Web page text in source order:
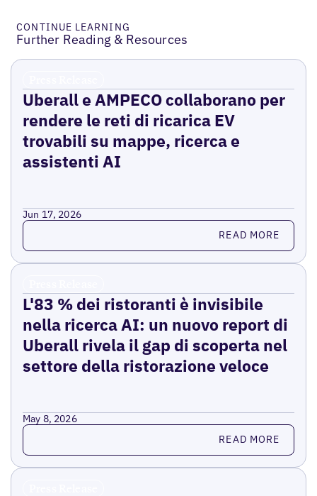
CONTINUE LEARNING
Further Reading & Resources
Uberall e AMPECO collaborano per
rendere le reti di ricarica EV
trovabili su mappe, ricerca e
assistenti AI
Jun 17, 2026
Read more READ MORE
L'83 % dei ristoranti è invisibile
nella ricerca AI: un nuovo report di
Uberall rivela il gap di scoperta nel
settore della ristorazione veloce
May 8, 2026
Read more READ MORE